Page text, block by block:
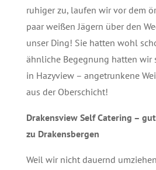
ruhiger zu, laufen wir vor dem
paar weißen Jägern über den
unser Ding! Sie hatten wohl
ähnliche Begegnung hatten wir
in Hazyview – angetrunkene
aus der Oberschicht!
Drakensview Self Catering –
zu Drakensbergen
Weil wir nicht dauernd